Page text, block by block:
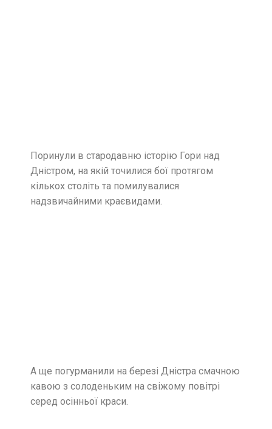
Поринули в стародавню історію Гори над
Дністром, на якій точилися бої протягом
кількох століть та помилувалися
надзвичайними краєвидами.
А ще погурманили на березі Дністра смачною
кавою з солоденьким на свіжому повітрі
серед осінньої краси.